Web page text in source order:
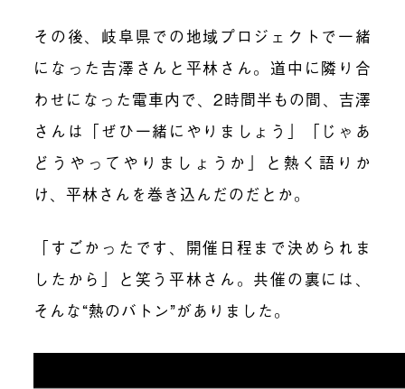
その後、岐阜県での地域プロジェクトで一緒
になった吉澤さんと平林さん。道中に隣り合
わせになった電車内で、2時間半もの間、吉澤
さんは「ぜひ一緒にやりましょう」「じゃあ
どうやってやりましょうか」と熱く語りか
け、平林さんを巻き込んだのだとか。
「すごかったです、開催日程まで決められま
したから」と笑う平林さん。共催の裏には、
そんな“熱のバトン”がありました。